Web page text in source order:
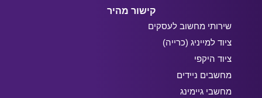
קישור מהיר
שירותי מחשוב לעסקים
ציוד למייניג (כרייה)
ציוד היקפי
מחשבים ניידים
מחשבי גיימינג